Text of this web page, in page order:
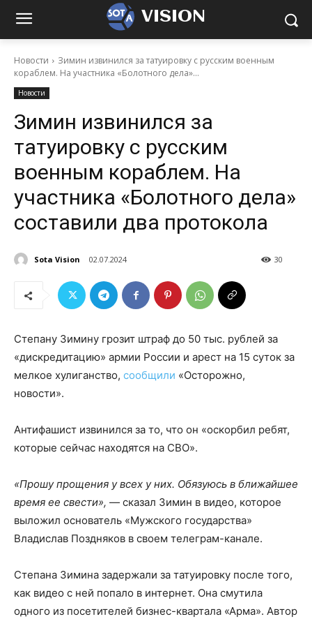
VISION
Новости
Зимин извинился за татуировку с русским военным
кораблем. На участника «Болотного дела»...
Новости
Зимин извинился за
татуировку с русским
военным кораблем. На
участника «Болотного дела»
составили два протокола
Sota Vision 02.07.2024 30
Степану Зимину грозит штраф до 50 тыс. рублей за
«дискредитацию» армии России и арест на 15 суток за
мелкое хулиганство, сообщили «Осторожно,
новости».
Антифашист извинился за то, что он «оскорбил ребят,
которые сейчас находятся на СВО».
«Прошу прощения у всех у них. Обязуюсь в ближайшее
время ее свести», — сказал Зимин в видео, которое
выложил основатель «Мужского государства»
Владислав Поздняков в своем телеграм-канале.
Степана Зимина задержали за татуировку после того,
как видео с ней попало в интернет. Она смутила
одного из посетителей бизнес-квартала «Арма». Автор